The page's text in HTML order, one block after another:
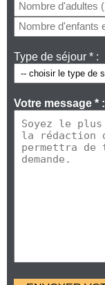
Type de séjour * :
Votre message * :